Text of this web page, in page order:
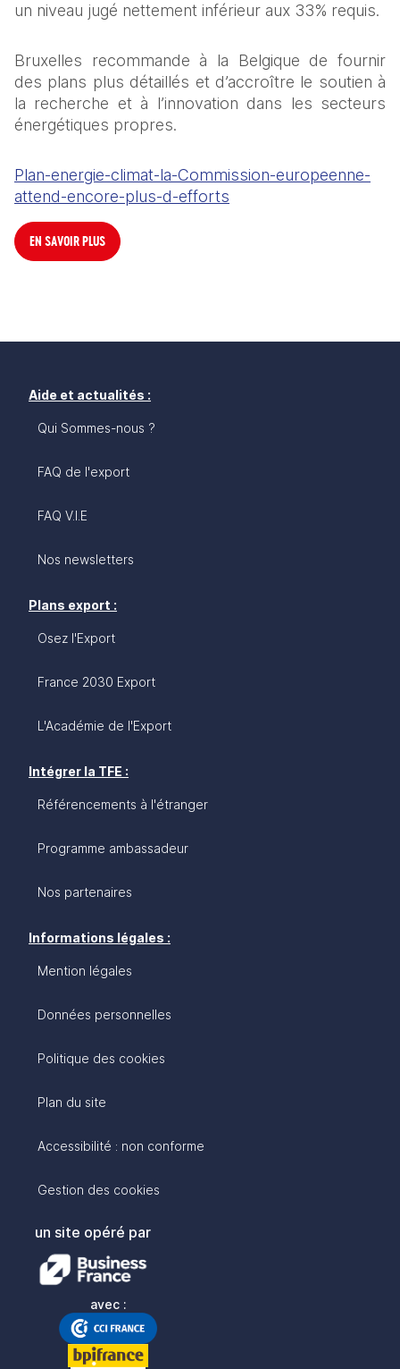
un niveau jugé nettement inférieur aux 33% requis.
Bruxelles recommande à la Belgique de fournir
des plans plus détaillés et d’accroître le soutien à
la recherche et à l’innovation dans les secteurs
énergétiques propres.
Plan-energie-climat-la-Commission-europeenne-
attend-encore-plus-d-efforts
EN SAVOIR PLUS
Aide et actualités :
Qui Sommes-nous ?
FAQ de l'export
FAQ V.I.E
Nos newsletters
Plans export :
Osez l'Export
France 2030 Export
L'Académie de l'Export
Intégrer la TFE :
Référencements à l'étranger
Programme ambassadeur
Nos partenaires
Informations légales :
Mention légales
Données personnelles
Politique des cookies
Plan du site
Accessibilité : non conforme
Gestion des cookies
un site opéré par
avec :